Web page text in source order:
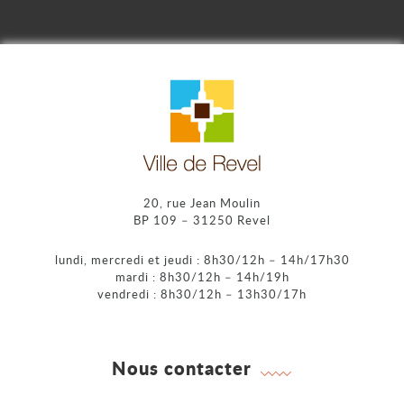
20, rue Jean Moulin
BP 109 – 31250 Revel
lundi, mercredi et jeudi : 8h30/12h – 14h/17h30
mardi : 8h30/12h – 14h/19h
vendredi : 8h30/12h – 13h30/17h
Nous contacter